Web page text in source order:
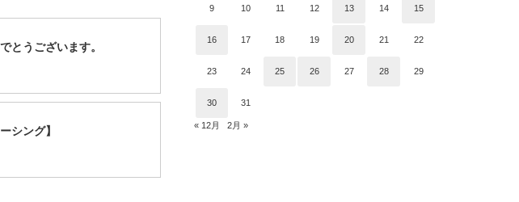
とうございます。
シング】
9 10 11 12 13 14 15
16 17 18 19 20 21 22
23 24 25 26 27 28 29
30 31
« 12月 2月 »